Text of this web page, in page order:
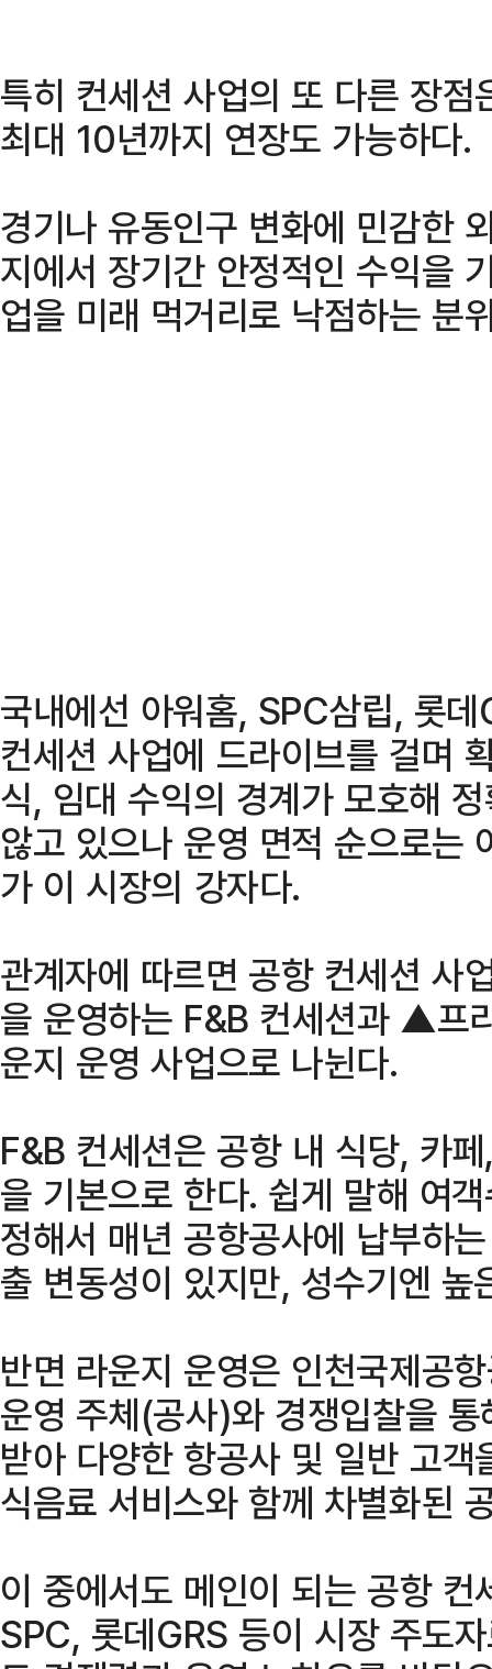
특히 컨세션 사업의 또 다른 장
최대 10년까지 연장도 가능하다.
경기나 유동인구 변화에 민감한
지에서 장기간 안정적인 수익을
업을 미래 먹거리로 낙점하는 분
국내에선 아워홈, SPC삼립, 롯
컨세션 사업에 드라이브를 걸며
식, 임대 수익의 경계가 모호해
않고 있으나 운영 면적 순으로는
가 이 시장의 강자다.
관계자에 따르면 공항 컨세션
을 운영하는 F&B 컨세션과 ▲프
운지 운영 사업으로 나뉜다.
F&B 컨세션은 공항 내 식당, 카
을 기본으로 한다. 쉽게 말해 여
정해서 매년 공항공사에 납부하
출 변동성이 있지만, 성수기엔
반면 라운지 운영은 인천국제공
운영 주체(공사)와 경쟁입찰을
받아 다양한 항공사 및 일반 고
식음료 서비스와 함께 차별화된
이 중에서도 메인이 되는 공항
SPC, 롯데GRS 등이 시장 주도